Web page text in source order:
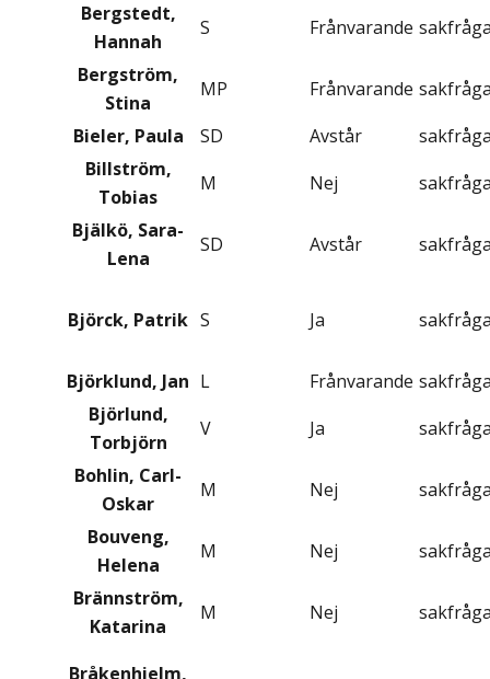
Bergstedt,
Hannah
S Frånvarande
Bergström,
Stina
MP Frånvarande
Bieler, Paula
SD Avstår
Billström,
Tobias
M Nej
Bjälkö, Sara-
Lena
SD Avstår
Björck, Patrik S Ja
Björklund, Jan L Frånvarande
Björlund,
Torbjörn
V Ja
Bohlin, Carl-
Oskar
M Nej
Bouveng,
Helena
M Nej
Brännström,
Katarina
M Nej
Bråkenhielm,